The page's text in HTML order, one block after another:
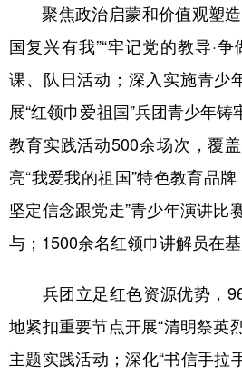
English Español
Deutsch Português
聚焦政治启蒙和价值观塑造
国复兴有我”“牢记党的教导·
课、队日活动；深入实施青少
展“红领巾爱祖国”兵团青少年
教育实践活动500余场次，覆
亮“我爱我的祖国”特色教育品
坚定信念跟党走”青少年演讲比
与；1500余名红领巾讲解员在基
兵团立足红色资源优势，
地紧扣重要节点开展“清明祭英
主题实践活动；深化“书信手拉